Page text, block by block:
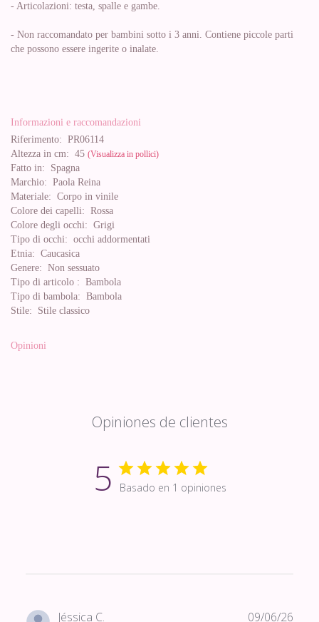
- Articolazioni: testa, spalle e gambe.
- Non raccomandato per bambini sotto i 3 anni. Contiene piccole parti
che possono essere ingerite o inalate.
Informazioni e raccomandazioni
Riferimento: PR06114
Altezza in cm: 45 (Visualizza in pollici)
Fatto in: Spagna
Marchio: Paola Reina
Materiale: Corpo in vinile
Colore dei capelli: Rossa
Colore degli occhi: Grigi
Tipo di occhi: occhi addormentati
Etnia: Caucasica
Genere: Non sessuato
Tipo di articolo : Bambola
Tipo di bambola: Bambola
Stile: Stile classico
Opinioni
Opiniones de clientes
5 Basado en 1 opiniones
Jéssica C. 09/06/26